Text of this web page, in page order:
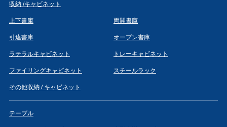
収納 /キャビネット
上下書庫 両開書庫
引違書庫 オープン書庫
ラテラルキャビネット トレーキャビネット
ファイリングキャビネット スチールラック
その他収納 / キャビネット
テーブル